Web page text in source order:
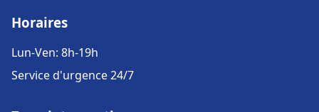
Horaires
Lun-Ven: 8h-19h
Service d'urgence 24/7